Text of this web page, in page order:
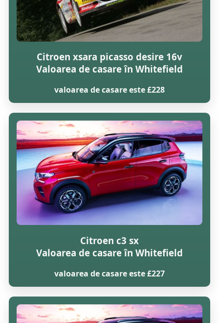
Citroen xsara picasso desire 16v
Valoarea de casare în Whitefield
valoarea de casare este £228
Citroen c3 sx
Valoarea de casare în Whitefield
valoarea de casare este £227